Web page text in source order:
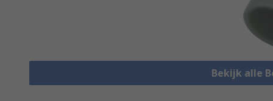
Bekijk alle